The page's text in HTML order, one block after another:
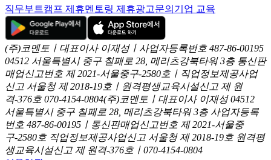
직무부트캠프 제휴멘토링 제휴광고문의 기업 교육
(주)코멘토ㅣ대표이사 이재성ㅣ사업자등록번호 487-86-00195
04512 서울특별시 중구 칠패로 28, 메리츠강북타워 3층 통신판
매업신고번호 제 2021-서울중구-2580호ㅣ직업정보제공사업
신고 서울청 제 2018-19호ㅣ원격평생교육시설신고 제 원
격-376호 070-4154-0804(주)코멘토ㅣ대표이사 이재성 04512
서울특별시 중구 칠패로 28, 메리츠강북타워 3층 사업자등록
번호 487-86-00195ㅣ통신판매업신고번호 제 2021-서울중
구-2580호 직업정보제공사업신고 서울청 제 2018-19호 원격평
생교육시설신고 제 원격-376호ㅣ070-4154-0804